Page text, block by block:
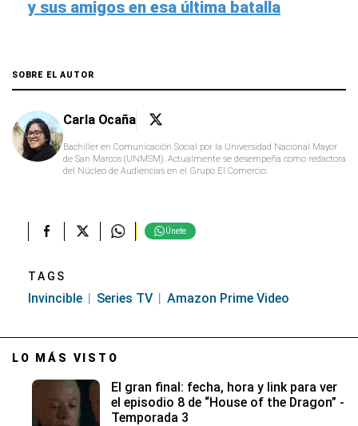
y sus amigos en esa última batalla
SOBRE EL AUTOR
Carla Ocaña
Bachiller en Comunicación Social por la Universidad Nacional Mayor
de San Marcos (UNMSM). Actualmente se desempeña como redactora
del Núcleo de Audiencias en el Grupo El Comercio.
Únete
TAGS
Invincible Series TV Amazon Prime Video
LO MÁS VISTO
El gran final: fecha, hora y link para ver
el episodio 8 de “House of the Dragon” -
Temporada 3